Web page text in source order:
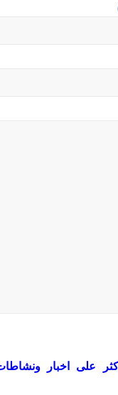
على اخبار